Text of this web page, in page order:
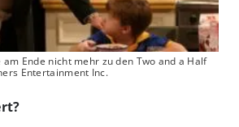
Ende nicht mehr zu den Two and a Half
Entertainment Inc.